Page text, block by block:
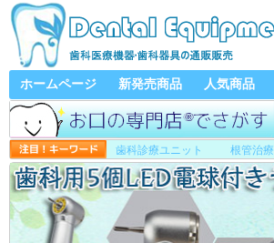
ホームページ 新発売商品 人気商品
歯科診療ユニット 根管治療